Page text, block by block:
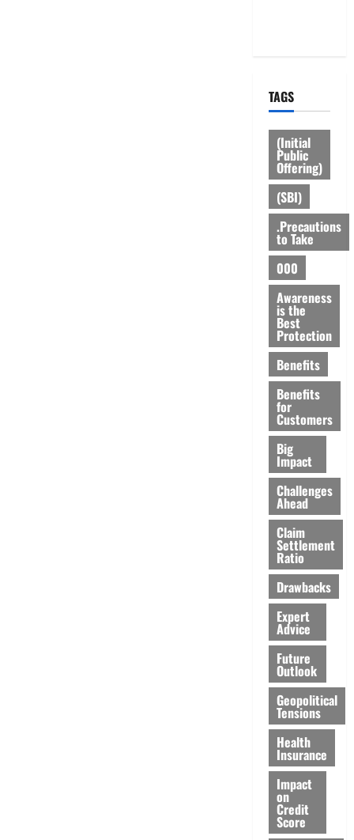
TAGS
(Initial
Public
Offering)
(SBI)
.Precautions
to Take
000
Awareness
is the
Best
Protection
Benefits
Benefits
for
Customers
Big
Impact
Challenges
Ahead
Claim
Settlement
Ratio
Drawbacks
Expert
Advice
Future
Outlook
Geopolitical
Tensions
Health
Insurance
Impact
on
Credit
Score